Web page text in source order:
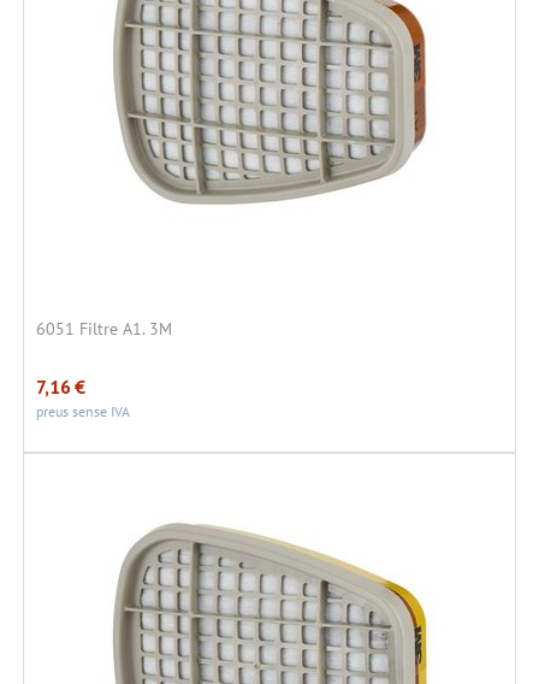
6051 Filtre A1. 3M
7,16€
preus sense IVA